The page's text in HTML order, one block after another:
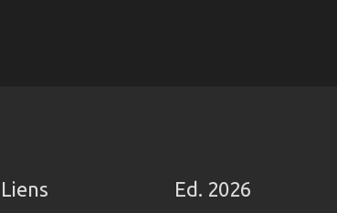
Liens Ed. 2026